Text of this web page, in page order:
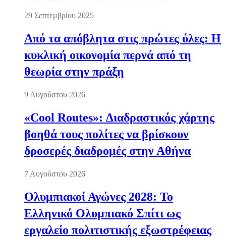
29 Σεπτεμβρίου 2025
Από τα απόβλητα στις πρώτες ύλες: Η
κυκλική οικονομία περνά από τη
θεωρία στην πράξη
9 Αυγούστου 2026
«Cool Routes»: Διαδραστικός χάρτης
βοηθά τους πολίτες να βρίσκουν
δροσερές διαδρομές στην Αθήνα
7 Αυγούστου 2026
Ολυμπιακοί Αγώνες 2028: Το
Ελληνικό Ολυμπιακό Σπίτι ως
εργαλείο πολιτιστικής εξωστρέφειας